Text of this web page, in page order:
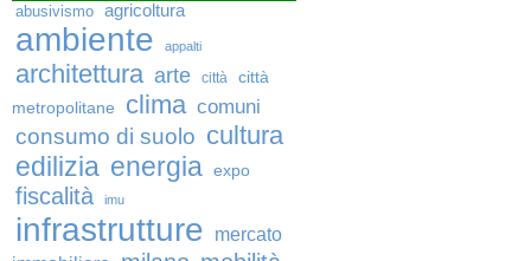
abusivismo agricoltura
ambiente appalti
architettura arte città
città
metropolitane
clima comuni
consumo di suolo cultura
edilizia energia expo
fiscalità imu
infrastrutture
mercato